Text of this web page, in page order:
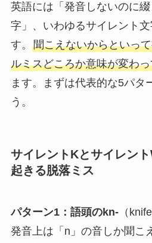
英語には「発音しないのに
字」、いわゆるサイレント
す。 聞こえないからといっ
ルミスどころか意味が変わ
ます。まずは代表的な5パタ
う。
サイレントKとサイレン
起きる脱落ミス
パターン1：語頭のkn-（
発音上は「n」の音しか聞こ